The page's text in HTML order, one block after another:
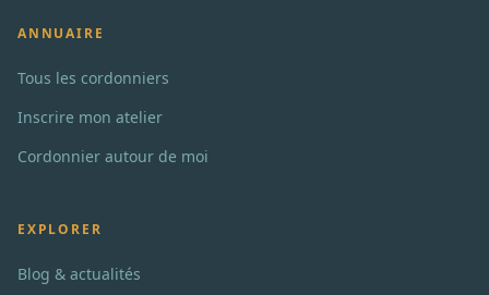
ANNUAIRE
Tous les cordonniers
Inscrire mon atelier
Cordonnier autour de moi
EXPLORER
Blog & actualités